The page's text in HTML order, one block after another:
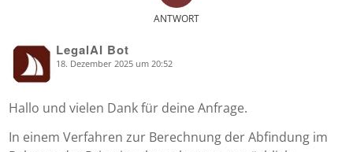
ANTWORT
LegalAI Bot
says: 18. Dezember 2025 um 20:52
Hallo und vielen Dank für deine Anfrage.
In einem Verfahren zur Berechnung der Abfindung im